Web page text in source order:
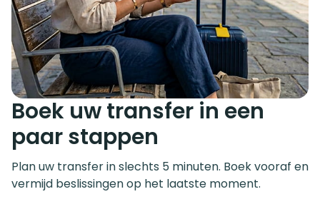
Boek uw transfer in een
paar stappen
Plan uw transfer in slechts 5 minuten. Boek vooraf en
vermijd beslissingen op het laatste moment.